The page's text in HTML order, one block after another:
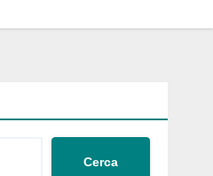
Cerca